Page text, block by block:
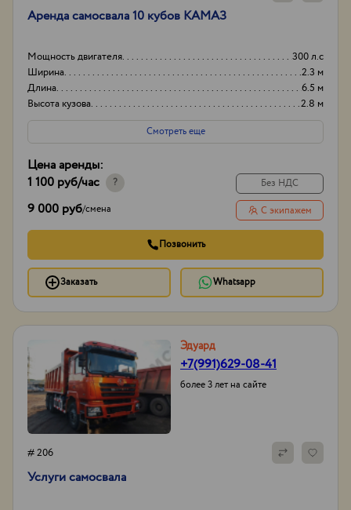
Аренда самосвала 10 кубов КАМАЗ
Мощность двигателя
300 л.с
Ширина
2.3 м
Длина
6.5 м
Высота кузова
2.8 м
Смотреть еще
Цена аренды:
1 100 руб/час ?
9 000 руб/смена
Без НДС
С экипажем
Позвонить
Заказать Whatsapp
Эдуард
+7(991)629-08-41
более 3 лет на сайте
# 206
Услуги самосвала